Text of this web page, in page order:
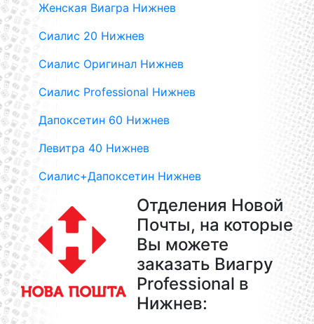
Женская Виагра Нижнев
Сиалис 20 Нижнев
Сиалис Оригинал Нижнев
Сиалис Professional Нижнев
Дапоксетин 60 Нижнев
Левитра 40 Нижнев
Сиалис+Дапоксетин Нижнев
Отделения Новой
Почты, на которые
Вы можете
заказать Виагру
Professional в
Нижнев: